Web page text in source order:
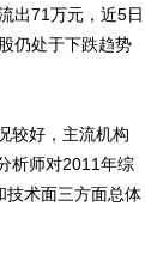
出71万元，近5日
仍处于下跌趋势
较好，主流机构
析师对2011年综
技术面三方面总体